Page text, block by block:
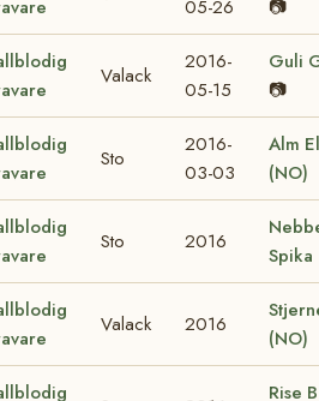
05-26
📷
Valack
2016-
05-15
Guli
📷
Sto
2016-
03-03
Alm
(NO)
Sto 2016
Spika
Valack 2016
(NO)
Rise